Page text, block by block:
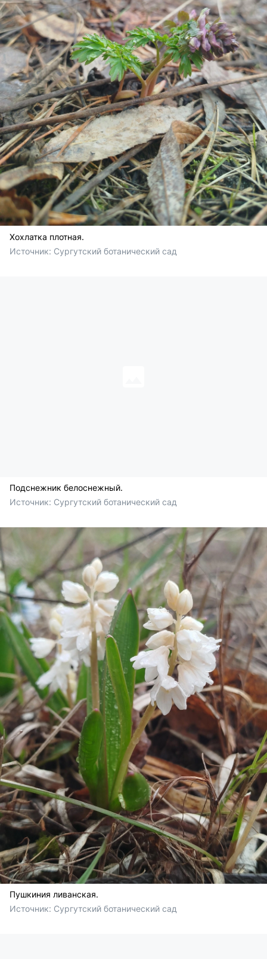
Хохлатка плотная.
Источник: Сургутский ботанический сад
Подснежник белоснежный.
Источник: Сургутский ботанический сад
Пушкиния ливанская.
Источник: Сургутский ботанический сад